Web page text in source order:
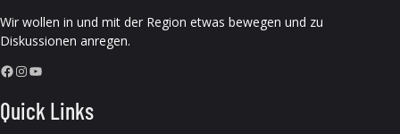
Wir wollen in und mit der Region etwas bewegen und zu
Diskussionen anregen.
Facebook InstagramYouTube
Quick Links